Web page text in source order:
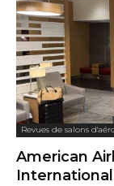
Revues de salons
American